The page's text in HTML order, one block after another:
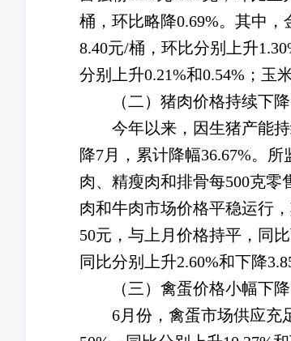
桶，环比略降0.69%。其中
8.40元/桶，环比分别上升
分别上升0.21%和0.54%；玉
（二）猪肉价格持续下降
今年以来，因生猪产能持
降7月，累计降幅36.67%。
肉、精瘦肉和排骨每500克零
肉和牛肉市场价格平稳运行
50元，与上月价格持平，同
同比分别上升2.60%和下降
（三）禽蛋价格小幅下降
6月份，禽蛋市场供应充足